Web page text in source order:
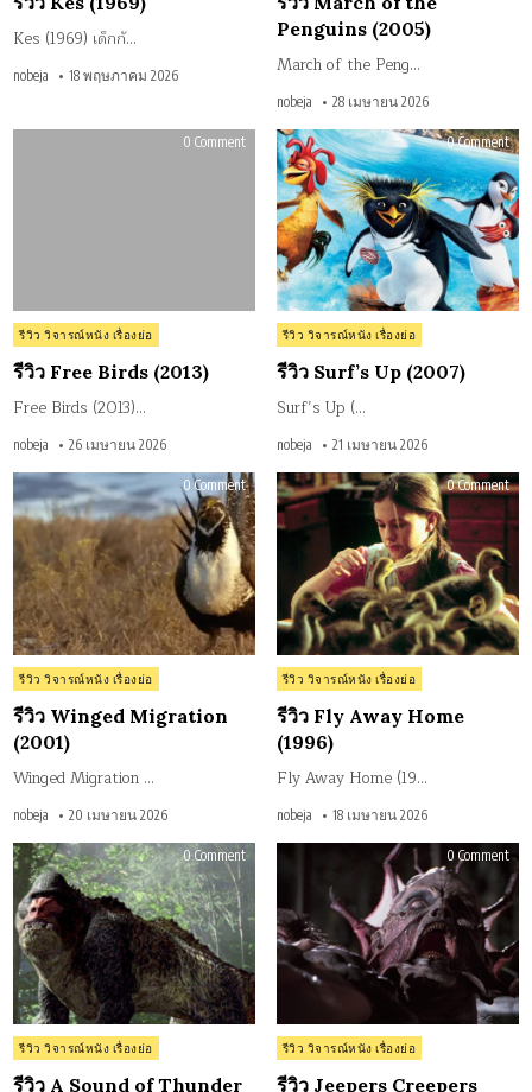
Kes (1969) เด็กกั…
nobeja 18 พฤษภาคม 2026
Penguins (2005)
March of the Peng…
nobeja 28 เมษายน 2026
0 Commenton
(2013)
Posted
in
รีวิว วิจารณ์หนัง เรื่องย่อ
รีวิว Free Birds (2013)
Free Birds (2013)…
nobeja 26 เมษายน 2026
0 Commenton
รีวิว
Up
Posted
in
รีวิว วิจารณ์หนัง เรื่องย่อ
รีวิว Surf’s Up (2007)
Surf’s Up (…
nobeja 21 เมษายน 2026
0 Commenton
รีวิว
Winged
Migration
(2001)
Posted
in
รีวิว วิจารณ์หนัง เรื่องย่อ
รีวิว Winged Migration
(2001)
Winged Migration …
nobeja 20 เมษายน 2026
0 Commenton
รีวิว
Fly
Posted
in
รีวิว วิจารณ์หนัง เรื่องย่อ
รีวิว Fly Away Home
(1996)
Fly Away Home (19…
nobeja 18 เมษายน 2026
0 Commenton
Thunder
(2005)
Posted
in
รีวิว วิจารณ์หนัง เรื่องย่อ
รีวิว A Sound of Thunder
0 Commenton
กร
หัว
Posted
in
รีวิว วิจารณ์หนัง เรื่องย่อ
รีวิว Jeepers Creepers